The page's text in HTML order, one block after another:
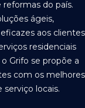
do país.
ágeis,
aos clientes
residenciais
Grifo se propõe a
com os melhores
serviço locais.